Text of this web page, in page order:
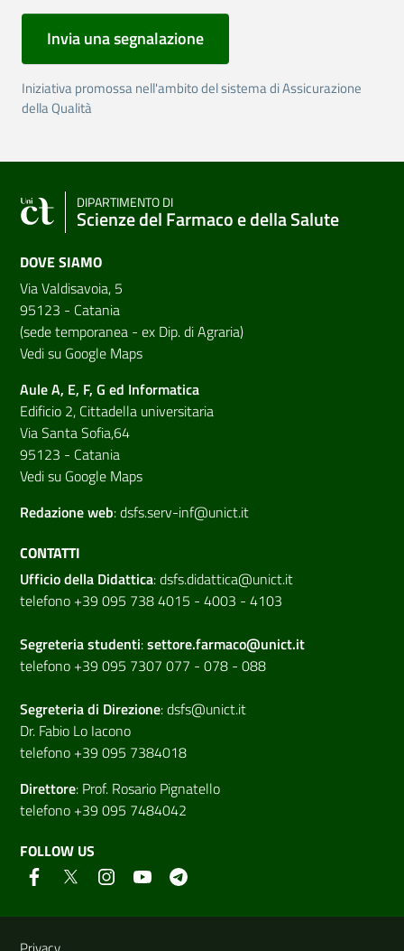
Invia una segnalazione
Iniziativa promossa nell'ambito del sistema di Assicurazione
della Qualità
DIPARTIMENTO DI
Scienze del Farmaco e della Salute
DOVE SIAMO
Via Valdisavoia, 5
95123 - Catania
(sede temporanea - ex Dip. di Agraria)
Vedi su Google Maps
Aule A, E, F, G ed Informatica
Edificio 2, Cittadella universitaria
Via Santa Sofia,64
95123 - Catania
Vedi su Google Maps
Redazione web:dsfs.serv-inf@unict.it
CONTATTI
Ufficio della Didattica:dsfs.didattica@unict.it
telefono +39 095 738 4015 - 4003 - 4103
Segreteria studenti:settore.farmaco@unict.it
telefono +39 095 7307 077 - 078 - 088
Segreteria di Direzione:dsfs@unict.it
Dr. Fabio Lo Iacono
telefono +39 095 7384018
Direttore: Prof. Rosario Pignatello
telefono +39 095 7484042
FOLLOW US
Useful links and information